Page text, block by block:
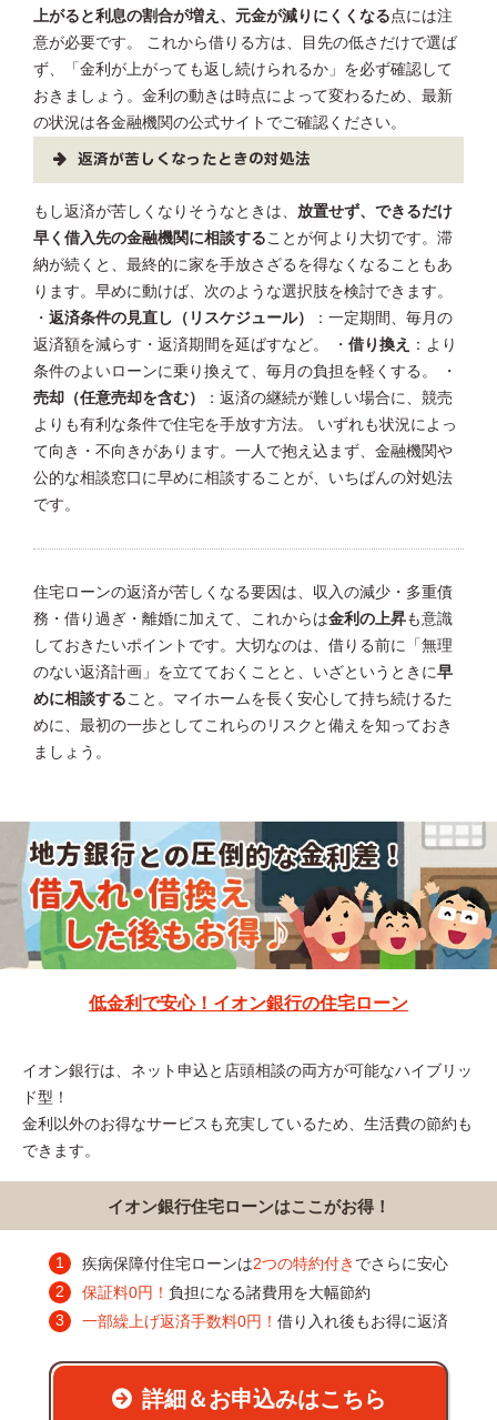
上がると利息の割合が増え、元金が減りにくくなる点には注
意が必要です。 これから借りる方は、目先の低さだけで選ば
ず、「金利が上がっても返し続けられるか」を必ず確認して
おきましょう。金利の動きは時点によって変わるため、最新
の状況は各金融機関の公式サイトでご確認ください。
返済が苦しくなったときの対処法
もし返済が苦しくなりそうなときは、 放置せず、できるだけ
早く借入先の金融機関に相談する ことが何より大切です。滞
納が続くと、最終的に家を手放さざるを得なくなることもあ
ります。早めに動けば、次のような選択肢を検討できます。
・ 返済条件の見直し（リスケジュール）
：一定期間、毎月の
返済額を減らす・返済期間を延ばすなど。 ・ 借り換え
：より
条件のよいローンに乗り換えて、毎月の負担を軽くする。 ・
売却（任意売却を含む）
：返済の継続が難しい場合に、競売
よりも有利な条件で住宅を手放す方法。 いずれも状況によっ
て向き・不向きがあります。一人で抱え込まず、金融機関や
公的な相談窓口に早めに相談することが、いちばんの対処法
です。
住宅ローンの返済が苦しくなる要因は、収入の減少・多重債
務・借り過ぎ・離婚に加えて、これからは金利の上昇も意識
しておきたいポイントです。大切なのは、借りる前に「無理
のない返済計画」を立てておくことと、いざというときに早
めに相談する こと。マイホームを長く安心して持ち続けるた
めに、最初の一歩としてこれらのリスクと備えを知っておき
ましょう。
低金利で安心！イオン銀行の住宅ローン
イオン銀行は、ネット申込と店頭相談の両方が可能なハイブリッ
ド型！
金利以外のお得なサービスも充実しているため、生活費の節約も
できます。
イオン銀行住宅ローンはここがお得！
疾病保障付住宅ローンは2つの特約付き でさらに安心
保証料0円！ 負担になる諸費用を大幅節約
一部繰上げ返済手数料0円！ 借り入れ後もお得に返済
詳細＆お申込みはこちら